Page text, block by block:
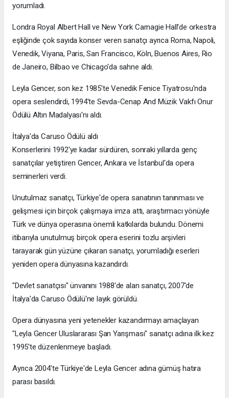
yorumladı.
Londra Royal Albert Hall ve New York Carnagie Hall'de orkestra
eşliğinde çok sayıda konser veren sanatçı ayrıca Roma, Napoli,
Venedik, Viyana, Paris, San Francisco, Köln, Buenos Aires, Rio
de Janeiro, Bilbao ve Chicago'da sahne aldı.
Leyla Gencer, son kez 1985'te Venedik Fenice Tiyatrosu'nda
opera seslendirdi, 1994'te Sevda-Cenap And Müzik Vakfı Onur
Ödülü Altın Madalyası'nı aldı.
İtalya'da Caruso Ödülü aldı
Konserlerini 1992'ye kadar sürdüren, sonraki yıllarda genç
sanatçılar yetiştiren Gencer, Ankara ve İstanbul'da opera
seminerleri verdi.
Unutulmaz sanatçı, Türkiye'de opera sanatının tanınması ve
gelişmesi için birçok çalışmaya imza attı, araştırmacı yönüyle
Türk ve dünya operasına önemli katkılarda bulundu. Dönemi
itibarıyla unutulmuş birçok opera eserini tozlu arşivleri
tarayarak gün yüzüne çıkaran sanatçı, yorumladığı eserleri
yeniden opera dünyasına kazandırdı.
"Devlet sanatçısı" ünvanını 1988'de alan sanatçı, 2007'de
İtalya'da Caruso Ödülü'ne layık görüldü.
Opera dünyasına yeni yetenekler kazandırmayı amaçlayan
"Leyla Gencer Uluslararası Şan Yarışması" sanatçı adına ilk kez
1995'te düzenlenmeye başladı.
Ayrıca 2004'te Türkiye'de Leyla Gencer adına gümüş hatıra
parası basıldı.